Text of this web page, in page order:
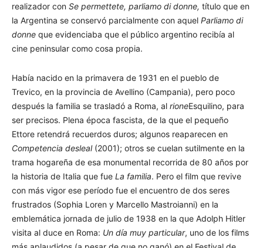
realizador con Se permettete, parliamo di donne, título que en
la Argentina se conservó parcialmente con aquel Parliamo di
donne que evidenciaba que el público argentino recibía al
cine peninsular como cosa propia.
Había nacido en la primavera de 1931 en el pueblo de
Trevico, en la provincia de Avellino (Campania), pero poco
después la familia se trasladó a Roma, al rioneEsquilino, para
ser precisos. Plena época fascista, de la que el pequeño
Ettore retendrá recuerdos duros; algunos reaparecen en
Competencia desleal(2001); otros se cuelan sutilmente en la
trama hogareña de esa monumental recorrida de 80 años por
la historia de Italia que fue La familia. Pero el film que revive
con más vigor ese período fue el encuentro de dos seres
frustrados (Sophia Loren y Marcello Mastroianni) en la
emblemática jornada de julio de 1938 en la que Adolph Hitler
visita al duce en Roma: Un día muy particular, uno de los films